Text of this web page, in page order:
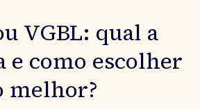
VGBL: qual a
e como escolher
melhor?